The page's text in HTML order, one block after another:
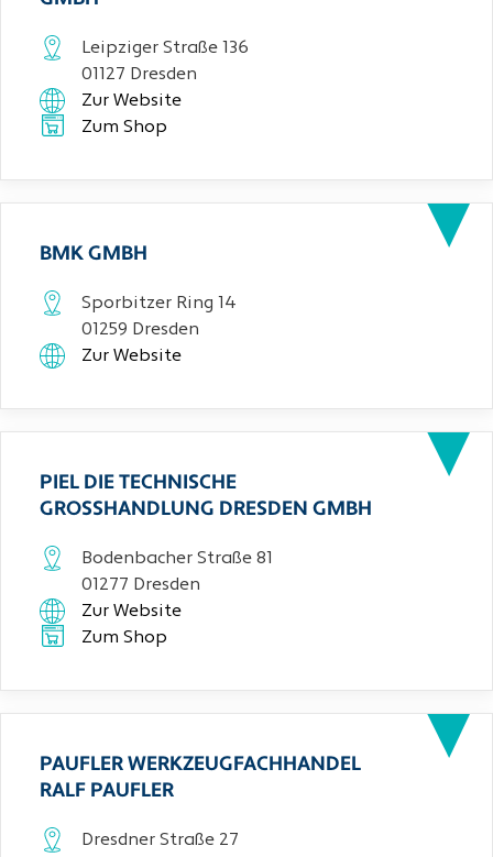
Leipziger Straße 136
01127 Dresden
Zur Website
Zum Shop
BMK GMBH
Sporbitzer Ring 14
01259 Dresden
Zur Website
PIEL DIE TECHNISCHE
GROSSHANDLUNG DRESDEN GMBH
Bodenbacher Straße 81
01277 Dresden
Zur Website
Zum Shop
PAUFLER WERKZEUGFACHHANDEL
RALF PAUFLER
Dresdner Straße 27